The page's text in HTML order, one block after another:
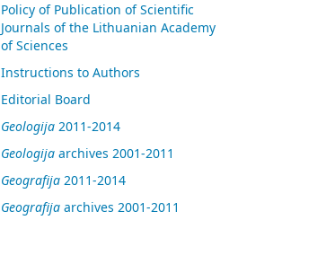
Policy of Publication of Scientific
Journals of the Lithuanian Academy
of Sciences
Instructions to Authors
Editorial Board
Geologija 2011-2014
Geologija archives 2001-2011
Geografija 2011-2014
Geografija archives 2001-2011